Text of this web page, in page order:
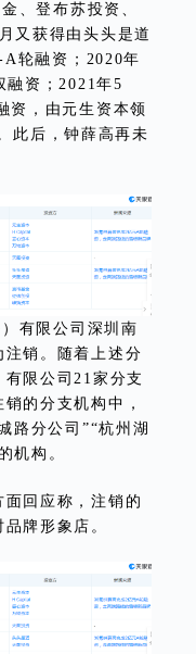
、登布苏投资、
又获得由头头是道
轮融资；2020年
融资；2021年5
资，由元生资本领
此后，钟薛高再未
有限公司深圳南
注销。随着上述分
限公司21家分支
的分支机构中，
路分公司”“杭州湖
机构。
回应称，注销的
牌形象店。